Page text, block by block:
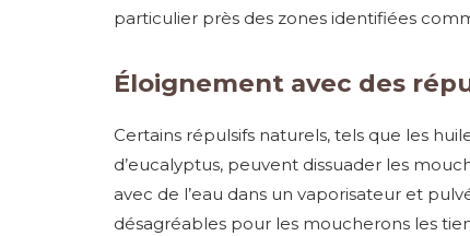
particulier près des zones identifiées
Éloignement avec des
Certains répulsifs naturels, tels que les
d’eucalyptus, peuvent dissuader les
avec de l’eau dans un vaporisateur et
désagréables pour les moucherons les